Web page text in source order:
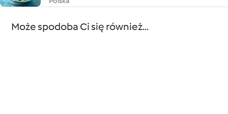
Może spodoba Ci się również...